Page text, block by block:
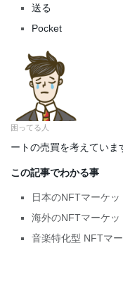
送る
Pocket
困ってる人
ートの売買を考えてい
この記事でわかる事
日本のNFTマーケ
海外のNFTマーケッ
音楽特化型 NFTマ